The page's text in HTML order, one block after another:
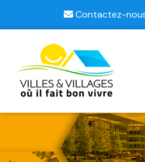
Contactez-